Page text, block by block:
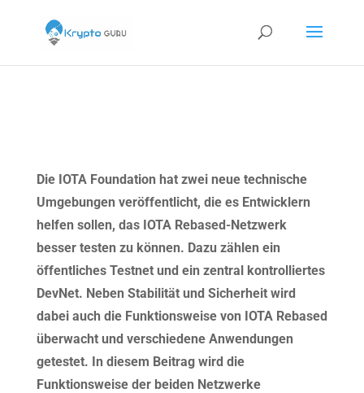
Die IOTA Foundation hat zwei neue technische
Umgebungen veröffentlicht, die es Entwicklern
helfen sollen, das IOTA Rebased-Netzwerk
besser testen zu können. Dazu zählen ein
öffentliches Testnet und ein zentral kontrolliertes
DevNet. Neben Stabilität und Sicherheit wird
dabei auch die Funktionsweise von IOTA Rebased
überwacht und verschiedene Anwendungen
getestet. In diesem Beitrag wird die
Funktionsweise der beiden Netzwerke